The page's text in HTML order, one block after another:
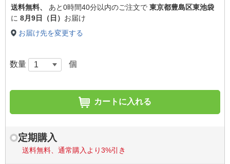
送料無料、 あと0時間40分以内のご注文で 東京都豊島区東池袋
に 8月9日（日） お届け
お届け先を変更する
数量 個
カートに入れる
定期購入
送料無料、通常購入より3%引き